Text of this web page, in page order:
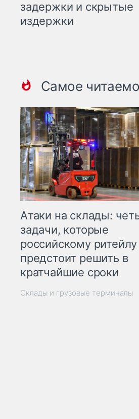
задержки и скрытые
издержки
Самое
Атаки на склады:
задачи, которые
российскому ритейлу
предстоит решить в
кратчайшие сроки
Склады и грузовые терминалы